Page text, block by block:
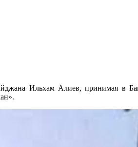
Ильхам Алиев, принимая в